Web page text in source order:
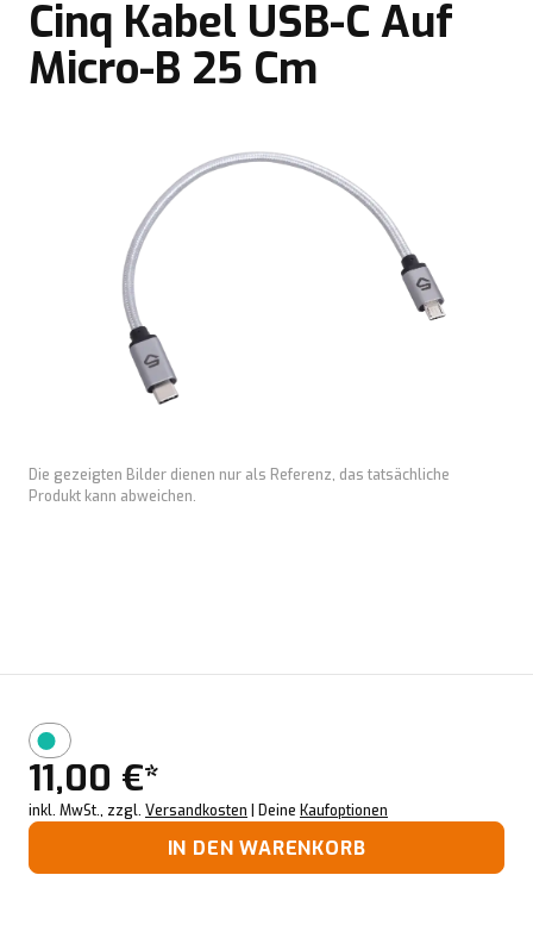
Cinq Kabel USB-C Auf
Micro-B 25 Cm
Die gezeigten Bilder dienen nur als Referenz, das tatsächliche
Produkt kann abweichen.
11,00 €*
inkl. MwSt., zzgl. Versandkosten | Deine Kaufoptionen
IN DEN WARENKORB